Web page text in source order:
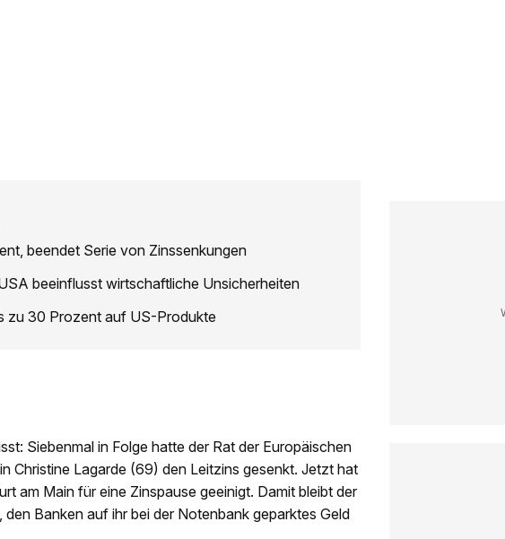
beendet Serie von Zinssenkungen
beeinflusst wirtschaftliche Unsicherheiten
zu 30 Prozent auf US-Produkte
Siebenmal in Folge hatte der Rat der Europäischen
Christine Lagarde (69) den Leitzins gesenkt. Jetzt hat
am Main für eine Zinspause geeinigt. Damit bleibt der
Banken auf ihr bei der Notenbank geparktes Geld